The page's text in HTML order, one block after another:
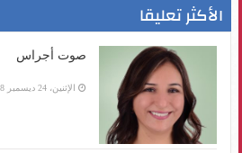
الأكثر تعليقا
صوت أجراس
الإثنين، 24 ديسمبر 2018 09:27 ص